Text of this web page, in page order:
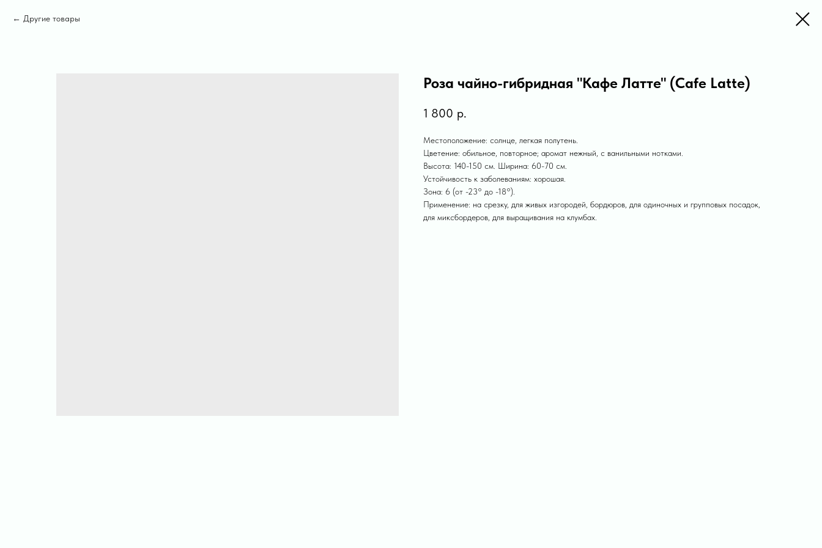
Другие товары
Роза чайно-гибридная "Кафе Латте" (Cafe Latte)
1 800 р.
Местоположение: солнце, легкая полутень.
Цветение: обильное, повторное; аромат нежный, с ванильными нотками.
Высота: 140-150 см. Ширина: 60-70 см.
Устойчивость к заболеваниям: хорошая.
Зона: 6 (от -23° до -18°).
Применение: на срезку, для живых изгородей, бордюров, для одиночных и групповых посадок,
для миксбордеров, для выращивания на клумбах.